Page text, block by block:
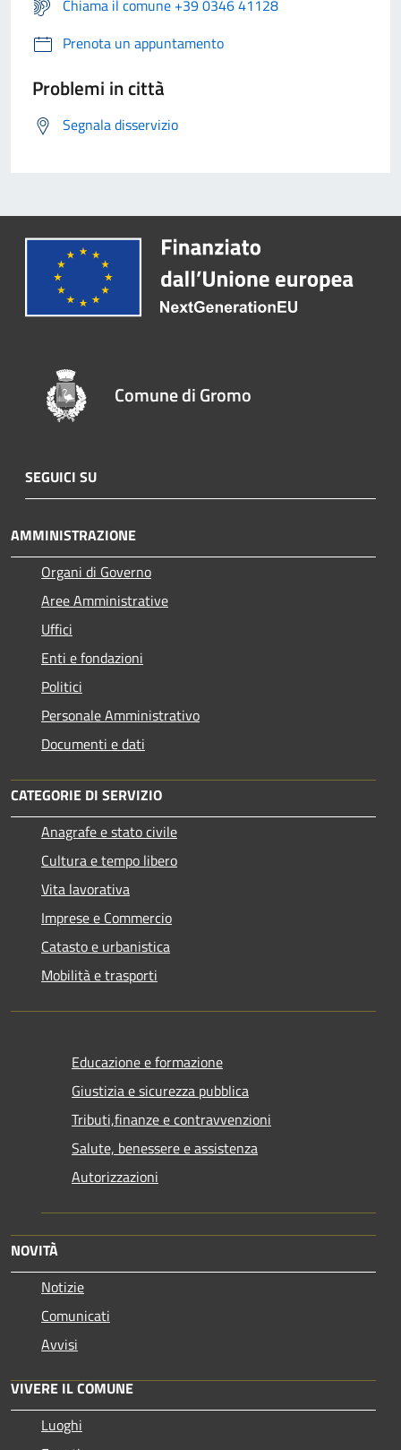
Chiama il comune +39 0346 41128
Prenota un appuntamento
Problemi in città
Segnala disservizio
Comune di Gromo
SEGUICI SU
AMMINISTRAZIONE
Organi di Governo
Aree Amministrative
Uffici
Enti e fondazioni
Politici
Personale Amministrativo
Documenti e dati
CATEGORIE DI SERVIZIO
Anagrafe e stato civile
Cultura e tempo libero
Vita lavorativa
Imprese e Commercio
Catasto e urbanistica
Mobilità e trasporti
Educazione e formazione
Giustizia e sicurezza pubblica
Tributi,finanze e contravvenzioni
Salute, benessere e assistenza
Autorizzazioni
NOVITÀ
Notizie
Comunicati
Avvisi
VIVERE IL COMUNE
Luoghi